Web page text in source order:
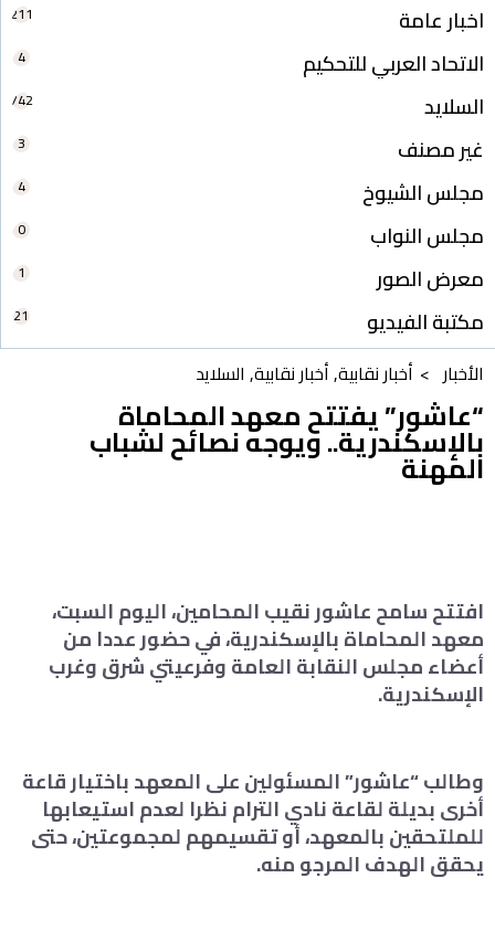
اخبار عامة 211
الاتحاد العربي للتحكيم 4
السلايد 742
غير مصنف 3
مجلس الشيوخ 4
مجلس النواب 0
معرض الصور 1
مكتبة الفيديو 21
الأخبار > أخبار نقابية,أخبار نقابية, السلايد
“عاشور” يفتتح معهد المحاماة
بالإسكندرية.. ويوجه نصائح لشباب
المهنة
افتتح سامح عاشور نقيب المحامين، اليوم السبت،
معهد المحاماة بالإسكندرية، في حضور عددا من
أعضاء مجلس النقابة العامة وفرعيتي شرق وغرب
الإسكندرية.
وطالب “عاشور” المسئولين على المعهد باختيار قاعة
أخرى بديلة لقاعة نادي الترام نظرا لعدم استيعابها
للملتحقين بالمعهد، أو تقسيمهم لمجموعتين، حتى
يحقق الهدف المرجو منه.